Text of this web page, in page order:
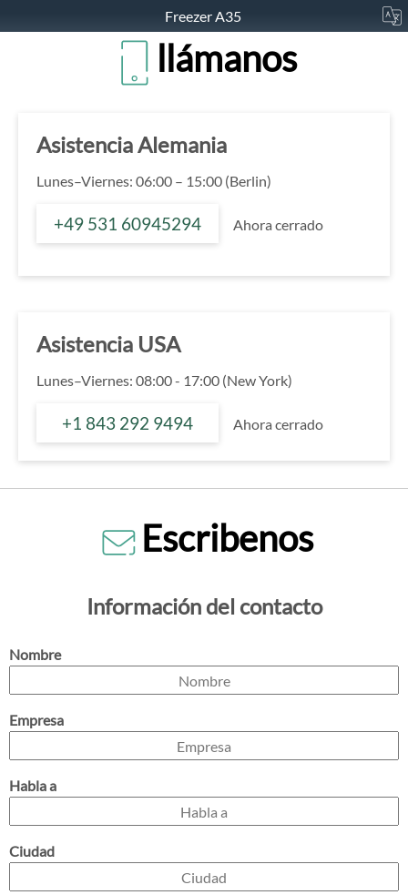
Freezer A35
llámanos
Asistencia Alemania
Lunes–Viernes: 06:00 – 15:00 (Berlin)
+49 531 60945294 Ahora cerrado
Asistencia USA
Lunes–Viernes: 08:00 - 17:00 (New York)
+1 843 292 9494 Ahora cerrado
Escribenos
Información del contacto
Nombre
Empresa
Habla a
Ciudad